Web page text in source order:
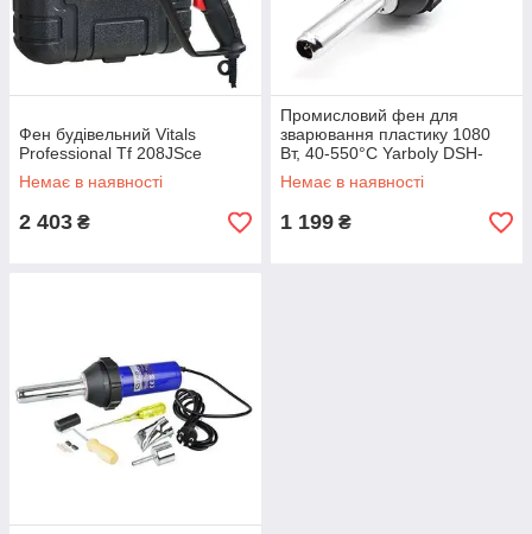
Фен будівельний Vitals
Professional Tf 208JSce
Немає в наявності
2 403 ₴
Промисловий фен для
зварювання пластику 1080
Вт, 40-550°C Yarboly DSH-
A1080w
Немає в наявності
1 199 ₴